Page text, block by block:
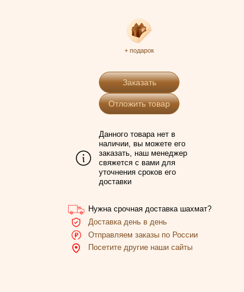
+ подарок
Заказать
Отложить товар
Данного товара нет в
наличии, вы можете его
заказать, наш менеджер
свяжется с вами для
уточнения сроков его
доставки
Нужна срочная доставка шахмат?
Доставка день в день
Отправляем заказы по России
Посетите другие наши сайты